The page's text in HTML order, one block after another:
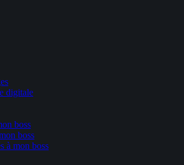
digitale
boss
boss
à mon boss